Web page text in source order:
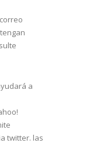
a
twitter. las